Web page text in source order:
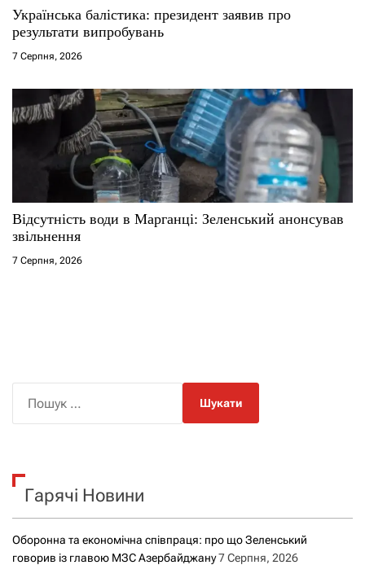
Українська балістика: президент заявив про
результати випробувань
7 Серпня, 2026
Відсутність води в Марганці: Зеленський анонсував
звільнення
7 Серпня, 2026
к
Гарячі Новини
Оборонна та економічна співпраця: про що Зеленський
говорив із главою МЗС Азербайджану7 Серпня, 2026